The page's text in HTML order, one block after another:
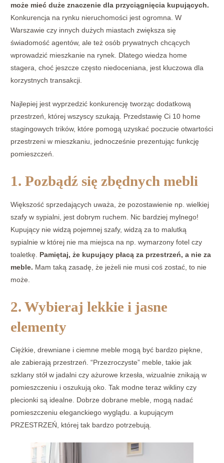
może mieć duże znaczenie dla przyciągnięcia kupujących.
Konkurencja na rynku nieruchomości jest ogromna. W
Warszawie czy innych dużych miastach zwiększa się
świadomość agentów, ale też osób prywatnych chcących
wprowadzić mieszkanie na rynek. Dlatego wiedza home
stagera, choć jeszcze często niedoceniana, jest kluczowa dla
korzystnych transakcji.
Najlepiej jest wyprzedzić konkurencję tworząc dodatkową
przestrzeń, której wszyscy szukają. Przedstawię Ci 10 home
stagingowych trików, które pomogą uzyskać poczucie otwartości
przestrzeni w mieszkaniu, jednocześnie prezentując funkcję
pomieszczeń.
1. Pozbądź się zbędnych mebli
Większość sprzedających uważa, że pozostawienie np. wielkiej
szafy w sypialni, jest dobrym ruchem. Nic bardziej mylnego!
Kupujący nie widzą pojemnej szafy, widzą za to malutką
sypialnie w której nie ma miejsca na np. wymarzony fotel czy
toaletkę. Pamiętaj, że kupujący płacą za przestrzeń, a nie za
meble. Mam taką zasadę, że jeżeli nie musi coś zostać, to nie
może.
2. Wybieraj lekkie i jasne
elementy
Ciężkie, drewniane i ciemne meble mogą być bardzo piękne,
ale zabierają przestrzeń. “Przezroczyste” meble, takie jak
szklany stół w jadalni czy ażurowe krzesła, wizualnie znikają w
pomieszczeniu i oszukują oko. Tak modne teraz wikliny czy
plecionki są idealne. Dobrze dobrane meble, mogą nadać
pomieszczeniu eleganckiego wyglądu. a kupującym
PRZESTRZEŃ, której tak bardzo potrzebują.